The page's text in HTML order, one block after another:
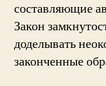
составляющие
Закон
доделывать
законченные